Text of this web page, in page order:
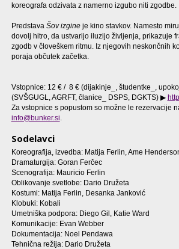
koreografa odzivata z namerno izgubo niti zgodbe.
Predstava Šov izgineje kino stavkov. Namesto
dovolj hitro, da ustvarijo iluzijo življenja, prikazuje
zgodb v človeškem ritmu. Iz njegovih neskončnih
poraja občutek začetka.
Vstopnice: 12 € / 8 € (dijakinje_, študentke_,
(SVŠGUGL, AGRFT, članice_ DSPS, DGKTS) ▶
Za vstopnice s popustom so možne le rezervacije
info@bunker.si.
Sodelavci
Koreografija, izvedba: Matija Ferlin, Ame
Dramaturgija: Goran Ferčec
Scenografija: Mauricio Ferlin
Oblikovanje svetlobe: Dario Družeta
Kostumi: Matija Ferlin, Desanka Janković
Klobuki: Kobali
Umetniška podpora: Diego Gil, Katie Ward
Komunikacije: Evan Webber
Dokumentacija: Noel Pendawa
Tehnična režija: Dario Družeta